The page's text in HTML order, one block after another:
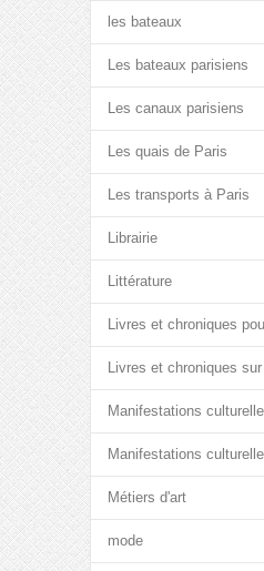
les bateaux
Les bateaux parisiens
Les canaux parisiens
Les quais de Paris
Les transports à Paris
Librairie
Littérature
Livres et chroniques
Livres et chroniques
Manifestations
Manifestations
Métiers d'art
mode